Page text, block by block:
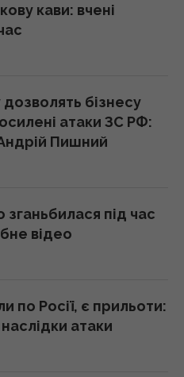
шукає вихід з війни
відпустку:
покоління
два великі НПЗ
виявили печеру з
кави: вчені
бізнесу
атаки ЗС РФ:
Пишний
під час
відео
по Росії, є прильоти:
атаки